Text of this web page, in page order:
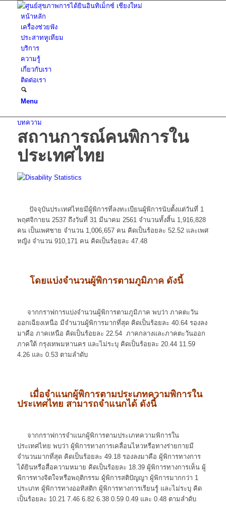
หน้าหลัก
เครื่องช่วยฟัง
ประสาทหูเทียม
บริการ
ความรู้
เกี่ยวกับเรา
ติดต่อเรา
Menu
บทความ
สถานการณ์คนพิการใน
ประเทศไทย
ปัจจุบันประเทศไทยมีผู้พิการที่ลงทะเบียนผู้พิการนับตั้งแต่วันที่ 1
พฤศจิกายน 2537 ถึงวันที่ 31 มีนาคม 2561 จำนวนทั้งสิ้น 1,916,828
คน เป็นเพศชาย จำนวน 1,006,657 คน คิดเป็นร้อยละ 52.52 และเพศ
หญิง จำนวน 910,171 คน คิดเป็นร้อยละ 47.48
โดยแบ่งจำนวนผู้พิการตามภูมิภาค ดังนี้
จากกราฟการแบ่งจำนวนผู้พิการตามภูมิภาค พบว่า ภาคตะวัน
ออกเฉียงเหนือ มีจำนวนผู้พิการมากที่สุด คิดเป็นร้อยละ 40.64 รองลง
มาคือ ภาคเหนือ คิดเป็นร้อยละ 22.54 ภาคกลางและภาคตะวันออก
ภาคใต้ กรุงเทพมหานคร และไม่ระบุ คิดเป็นร้อยละ 20.44 11.59
4.26 และ 0.53 ตามลำดับ
เมื่อจำแนกผู้พิการตามประเภทความพิการใน
ประเทศไทย สามารถจำแนกได้ ดังนี้
จากกราฟการจำแนกผู้พิการตามประเภทความพิการใน
ประเทศไทย พบว่า ผู้พิการทางการเคลื่อนไหวหรือทางร่ายกายมี
จำนวนมากที่สุด คิดเป็นร้อยละ 49.18 รองลงมาคือ ผู้พิการทางการ
ได้ยินหรือสื่อความหมาย คิดเป็นร้อยละ 18.39 ผู้พิการทางการเห็น ผู้
พิการทางจิตใจหรือพฤติกรรม ผู้พิการสติปัญญา ผู้พิการมากกว่า 1
ประเภท ผู้พิการทางออทิสติก ผู้พิการทางการเรียนรู้ และไม่ระบุ คิด
เป็นร้อยละ 10.21 7.46 6.82 6.38 0.59 0.49 และ 0.48 ตามลำดับ